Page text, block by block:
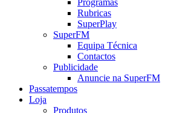
Programas
Rubricas
SuperPlay
SuperFM
Equipa Técnica
Contactos
Publicidade
Anuncie na SuperFM
Passatempos
Loja
Produtos